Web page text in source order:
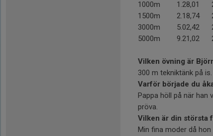
1000m
1.28,01
1500m
2.18,74
3000m
5.02,42
5000m
9.21,02
Vilken övning är
300 m tekniktänk på is.
Varför började du
Pappa höll på när
pröva.
Vilken är din största
Min fina moder då